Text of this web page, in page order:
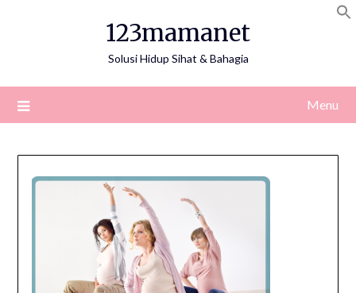
123mamanet
Solusi Hidup Sihat & Bahagia
Menu